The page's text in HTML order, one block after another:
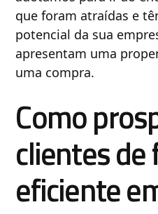
que foram atraídas e
potencial da sua
apresentam uma
uma compra.
Como
clientes
eficiente